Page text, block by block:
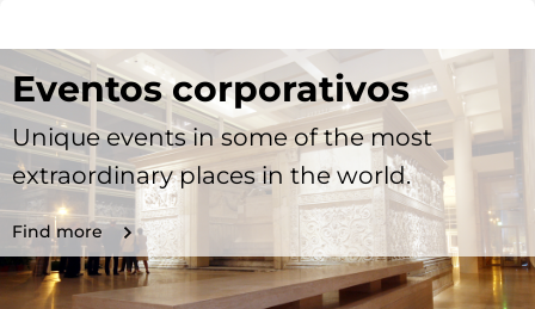
Eventos corporativos
Unique events in some of the most
extraordinary places in the world.
Find more